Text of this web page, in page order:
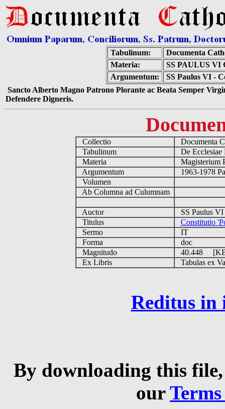
Tabulinum:
Documenta
Materia:
SS PAULUS
Argumentum:
SS Paulus VI -
Sancto Alberto Magno Patrono Plorante ac Beata Semper
Defendere Digneris.
Collectio
Documenta
Tabulinum
De
Materia
Magisterium
Argumentum
1963-1978
Volumen
Ab Columna ad Culumnam
Auctor
SS Paulus
Titulus
Constitutio
Sermo
IT
Forma
doc
Magnitudo
40.448
Ex Libris
Tabulas ex
Reditus in
By downloading this
our